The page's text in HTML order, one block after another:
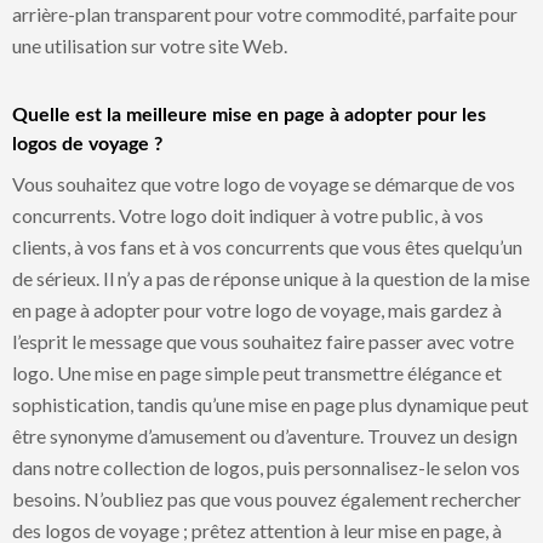
arrière-plan transparent pour votre commodité, parfaite pour
une utilisation sur votre site Web.
Quelle est la meilleure mise en page à adopter pour les
logos de voyage ?
Vous souhaitez que votre logo de voyage se démarque de vos
concurrents. Votre logo doit indiquer à votre public, à vos
clients, à vos fans et à vos concurrents que vous êtes quelqu’un
de sérieux. Il n’y a pas de réponse unique à la question de la mise
en page à adopter pour votre logo de voyage, mais gardez à
l’esprit le message que vous souhaitez faire passer avec votre
logo. Une mise en page simple peut transmettre élégance et
sophistication, tandis qu’une mise en page plus dynamique peut
être synonyme d’amusement ou d’aventure. Trouvez un design
dans notre collection de logos, puis personnalisez-le selon vos
besoins. N’oubliez pas que vous pouvez également rechercher
des logos de voyage ; prêtez attention à leur mise en page, à